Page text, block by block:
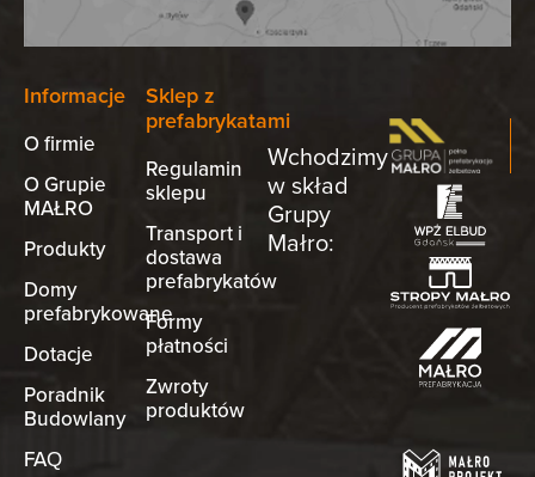
Informacje
O firmie
O Grupie
MAŁRO
Produkty
Domy
prefabrykowane
Dotacje
Poradnik
Budowlany
FAQ
Sklep z
prefabrykatami
Regulamin
sklepu
Transport i
dostawa
prefabrykatów
Formy
płatności
Zwroty
produktów
Wchodzimy
w skład
Grupy
Małro: